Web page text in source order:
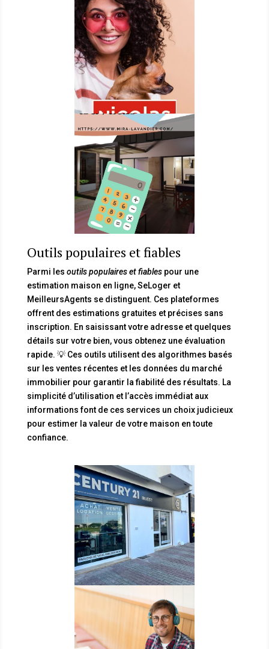
Outils populaires et fiables
Parmi les outils populaires et fiablespour une
estimation maison en ligne, SeLoger et
MeilleursAgents se distinguent. Ces plateformes
offrent des estimations gratuites et précises sans
inscription. En saisissant votre adresse et quelques
détails sur votre bien, vous obtenez une évaluation
rapide. 💡 Ces outils utilisent des algorithmes basés
sur les ventes récentes et les données du marché
immobilier pour garantir la fiabilité des résultats. La
simplicité d’utilisation et l’accès immédiat aux
informations font de ces services un choix judicieux
pour estimer la valeur de votre maison en toute
confiance.